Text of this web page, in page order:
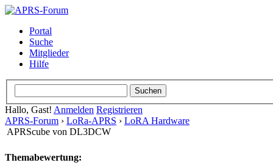
Portal
Suche
Mitglieder
Hilfe
Hallo, Gast! Anmelden Registrieren
APRS-Forum › LoRa-APRS › LoRA Hardware
APRScube von DL3DCW
Themabewertung: